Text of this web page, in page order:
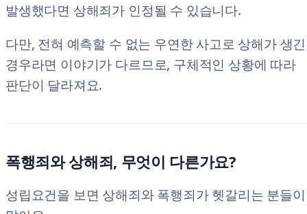
발생했다면 상해죄가 인정될 수 있습니다.
다만, 전혀 예측할 수 없는 우연한 사고로 상해가 생긴
경우라면 이야기가 다르므로, 구체적인 상황에 따라
판단이 달라져요.
폭행죄와 상해죄, 무엇이 다른가요?
성립요건을 보면 상해죄와 폭행죄가 헷갈리는 분들이